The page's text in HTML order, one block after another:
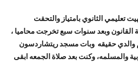
تعليمي الثانوي بامتياز والتحقت
القانون وبعد سنوات سبع تخرجت محاميا ،
والدي حقيقه وبات مسجد ريتشاردسون
والمسلمه، وكنت بعد صلاة الجمعه ابقى